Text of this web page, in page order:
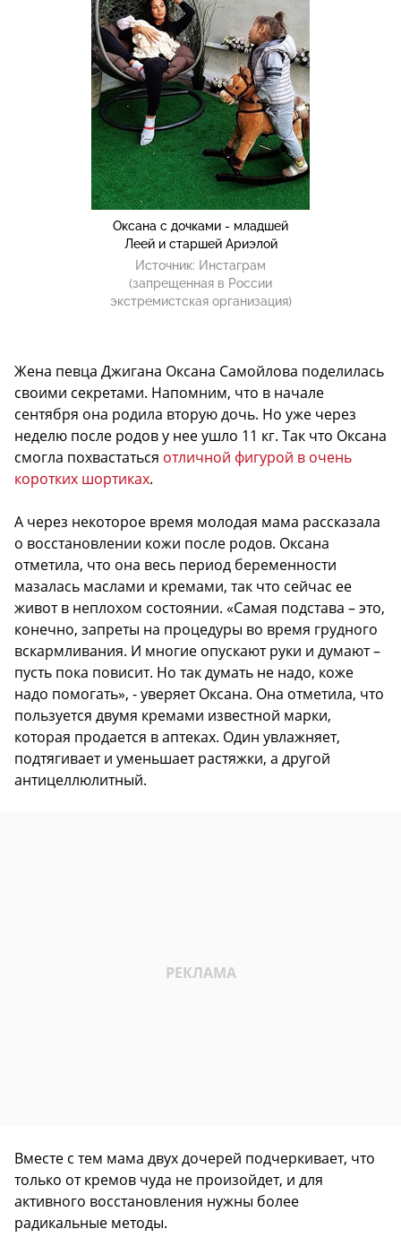
Оксана с дочками - младшей
Леей и старшей Ариэлой
Источник: Инстаграм
(запрещенная в России
экстремистская организация)
Жена певца Джигана Оксана Самойлова поделилась
своими секретами. Напомним, что в начале
сентября она родила вторую дочь. Но уже через
неделю после родов у нее ушло 11 кг. Так что Оксана
смогла похвастаться отличной фигурой в очень
коротких шортиках.
А через некоторое время молодая мама рассказала
о восстановлении кожи после родов. Оксана
отметила, что она весь период беременности
мазалась маслами и кремами, так что сейчас ее
живот в неплохом состоянии. «Самая подстава – это,
конечно, запреты на процедуры во время грудного
вскармливания. И многие опускают руки и думают –
пусть пока повисит. Но так думать не надо, коже
надо помогать», - уверяет Оксана. Она отметила, что
пользуется двумя кремами известной марки,
которая продается в аптеках. Один увлажняет,
подтягивает и уменьшает растяжки, а другой
антицеллюлитный.
Вместе с тем мама двух дочерей подчеркивает, что
только от кремов чуда не произойдет, и для
активного восстановления нужны более
радикальные методы.